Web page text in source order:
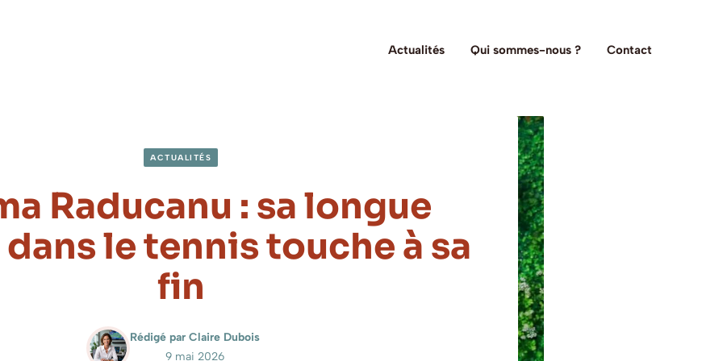
Actualités Qui sommes-nous ? Contact
ACTUALITÉS
Raducanu : sa longue
le tennis touche à sa
fin
Rédigé par Claire Dubois
9 mai 2026